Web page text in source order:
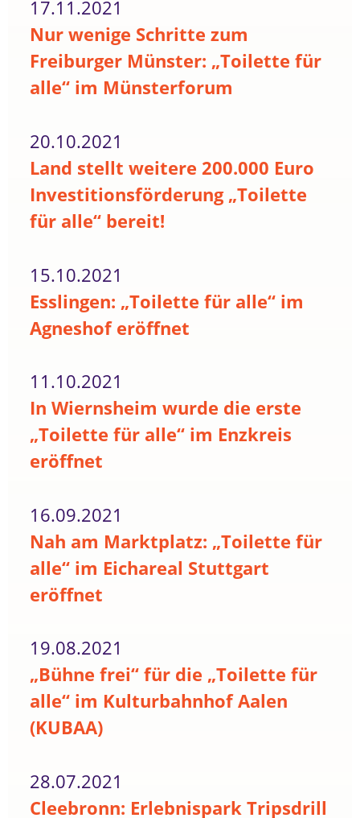
17.11.2021
Nur wenige Schritte zum
Freiburger Münster: „Toilette für
alle“ im Münsterforum
20.10.2021
Land stellt weitere 200.000 Euro
Investitionsförderung „Toilette
für alle“ bereit!
15.10.2021
Esslingen: „Toilette für alle“ im
Agneshof eröffnet
11.10.2021
In Wiernsheim wurde die erste
„Toilette für alle“ im Enzkreis
eröffnet
16.09.2021
Nah am Marktplatz: „Toilette für
alle“ im Eichareal Stuttgart
eröffnet
19.08.2021
„Bühne frei“ für die „Toilette für
alle“ im Kulturbahnhof Aalen
(KUBAA)
28.07.2021
Cleebronn: Erlebnispark Tripsdrill